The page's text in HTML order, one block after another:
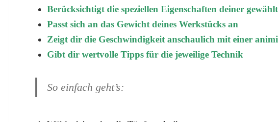
Berücksichtigt die speziellen Eigenschaften deiner
Passt sich an das Gewicht deines Werkstücks an
Zeigt dir die Geschwindigkeit anschaulich mit einer
Gibt dir wertvolle Tipps für die jeweilige Technik
So einfach geht’s: